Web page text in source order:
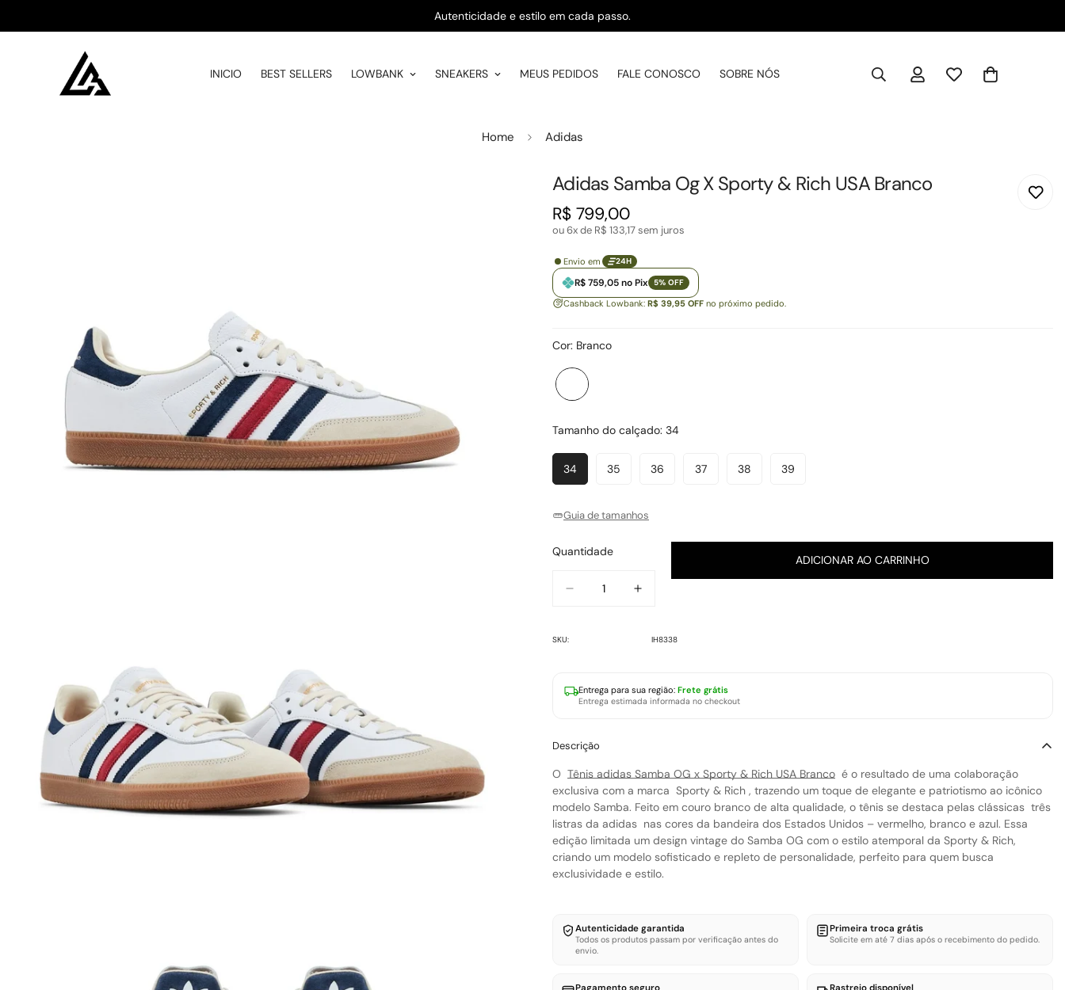
Autenticidade e estilo em cada passo.
INICIO BEST SELLERS LOWBANK SNEAKERS MEUS PEDIDOS FALE CONOSCO SOBRE NÓS
Home Adidas
Adidas Samba Og X Sporty & Rich USA Branco
Preço
regular
R$ 799,00
ou 6x de R$ 133,17sem juros
Envio em 24H
R$ 759,05 no Pix 5% OFF
Cashback Lowbank: R$ 39,95 OFF no próximo pedido.
Cor: Branco
Branco
Variante
Tamanho do calçado: 34
34Variante
Esgotada
Indisponível
35Variante
Indisponível
36Variante37Variante38Variante39Variante
Guia de tamanhos
Quantidade
ADICIONAR AO CARRINHO
SKU: IH8338
Entrega para sua região: Frete grátis
Entrega estimada informada no checkout
Descrição
O Tênis adidas Samba OG x Sporty & Rich USA Branco é o resultado de uma colaboração
exclusiva com a marca Sporty & Rich , trazendo um toque de elegante e patriotismo ao icônico
modelo Samba. Feito em couro branco de alta qualidade, o tênis se destaca pelas clássicas três
listras da adidas nas cores da bandeira dos Estados Unidos – vermelho, branco e azul. Essa
edição limitada um design vintage do Samba OG com o estilo atemporal da Sporty & Rich,
criando um modelo sofisticado e repleto de personalidade, perfeito para quem busca
exclusividade e estilo.
Autenticidade garantida
Todos os produtos passam por verificação antes do
envio.
Primeira troca grátis
Solicite em até 7 dias após o recebimento do pedido.